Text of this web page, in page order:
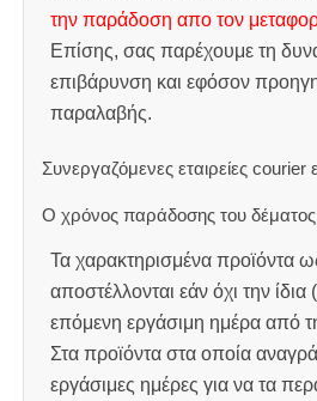
την παράδοση απο τον
Επίσης, σας παρέχουμε τη
επιβάρυνση και εφόσον
παραλαβής.
Συνεργαζόμενες εταιρείες courier
Ο χρόνος παράδοσης του δέματος
Τα χαρακτηρισμένα προϊόντα
αποστέλλονται εάν όχι την
επόμενη εργάσιμη ημέρα από
Στα προϊόντα στα οποία
εργάσιμες ημέρες για να τα